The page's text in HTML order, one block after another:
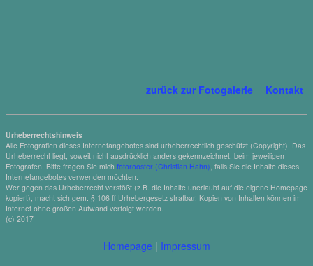
zurück zur Fotogalerie Kontakt
Urheberrechtshinweis
Alle Fotografien dieses Internetangebotes sind urheberrechtlich geschützt (Copyright). Das
Urheberrecht liegt, soweit nicht ausdrücklich anders gekennzeichnet, beim jeweiligen
Fotografen. Bitte fragen Sie mich fotorooster (Christian Hahn) , falls Sie die Inhalte dieses
Internetangebotes verwenden möchten.
Wer gegen das Urheberrecht verstößt (z.B. die Inhalte unerlaubt auf die eigene Homepage
kopiert), macht sich gem. § 106 ff Urhebergesetz strafbar. Kopien von Inhalten können im
Internet ohne großen Aufwand verfolgt werden.
(c) 2017
Homepage | Impressum